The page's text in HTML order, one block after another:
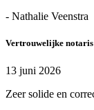
- Nathalie Veenstra
Vertrouwelijke notaris
13 juni 2026
Zeer solide en